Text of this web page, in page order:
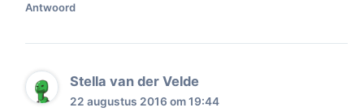
Antwoord
Stella van der Velde
22 augustus 2016 om 19:44